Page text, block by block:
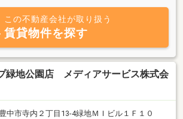
この不動産会社が取り扱う
賃貸物件を探す
緑地公園店 メディアサービス株式会
中市寺内２丁目13-4緑地ＭＩビル１Ｆ１０